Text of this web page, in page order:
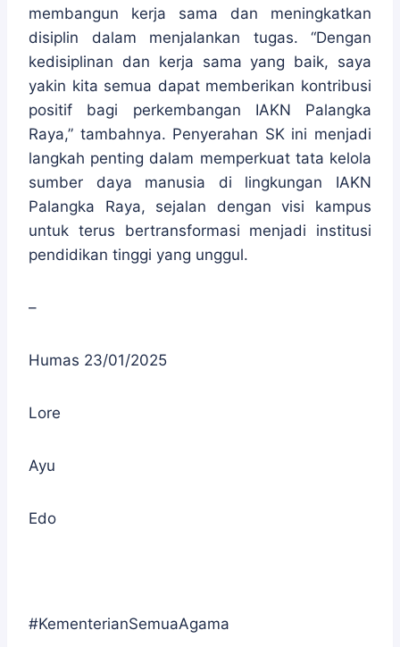
membangun kerja sama dan meningkatkan
disiplin dalam menjalankan tugas. “Dengan
kedisiplinan dan kerja sama yang baik, saya
yakin kita semua dapat memberikan kontribusi
positif bagi perkembangan IAKN Palangka
Raya,” tambahnya. Penyerahan SK ini menjadi
langkah penting dalam memperkuat tata kelola
sumber daya manusia di lingkungan IAKN
Palangka Raya, sejalan dengan visi kampus
untuk terus bertransformasi menjadi institusi
pendidikan tinggi yang unggul.
–
Humas 23/01/2025
Lore
Ayu
Edo
#KementerianSemuaAgama